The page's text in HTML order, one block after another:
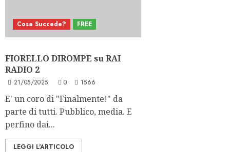
Cosa Succede? FREE
FIORELLO DIROMPE su RAI
RADIO 2
21/05/2025 0 1566
E' un coro di "Finalmente!" da
parte di tutti. Pubblico, media. E
perfino dai...
LEGGI L'ARTICOLO